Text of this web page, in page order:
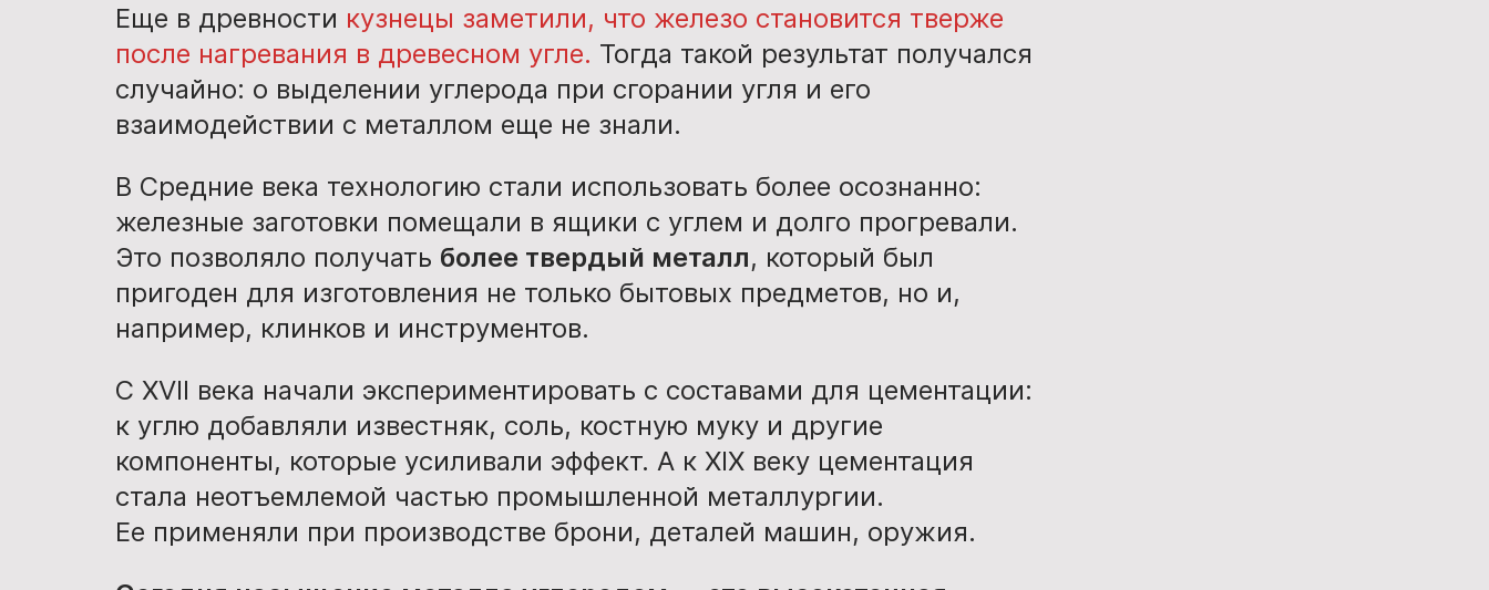
Еще в древности кузнецы заметили, что железо становится тверже
после нагревания в древесном угле. Тогда такой результат получался
случайно: о выделении углерода при сгорании угля и его
взаимодействии с металлом еще не знали.
В Средние века технологию стали использовать более осознанно:
железные заготовки помещали в ящики с углем и долго прогревали.
Это позволяло получать более твердый металл, который был
пригоден для изготовления не только бытовых предметов, но и,
например, клинков и инструментов.
С XVII века начали экспериментировать с составами для цементации:
к углю добавляли известняк, соль, костную муку и другие
компоненты, которые усиливали эффект. А к XIX веку цементация
стала неотъемлемой частью промышленной металлургии.
Ее применяли при производстве брони, деталей машин, оружия.